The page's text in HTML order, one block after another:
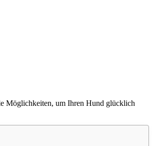
Möglichkeiten, um Ihren Hund glücklich